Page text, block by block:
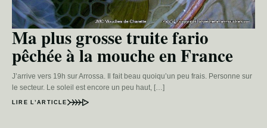
Ma plus grosse truite fario
pêchée à la mouche en France
J’arrive vers 19h sur Arrossa. Il fait beau quoiqu’un peu frais. Personne sur
le secteur. Le soleil est encore un peu haut, […]
LIRE L’ARTICLE